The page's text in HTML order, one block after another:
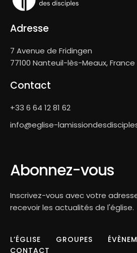
Contact
+33 6 64 12 81 62
info@eglise-
Adresse
7 Avenue de Fridingen
77100 Nanteuil-lès-Meaux, France
Abonnez-vous
Inscrivez-vous avec votre
recevoir les actualités de l'église.
L’ÉGLISE GROUPES
CONTACT